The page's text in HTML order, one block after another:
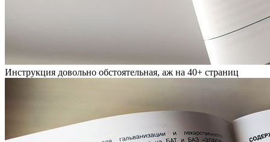
Инструкция довольно обстоятельная, аж на 40+ страниц